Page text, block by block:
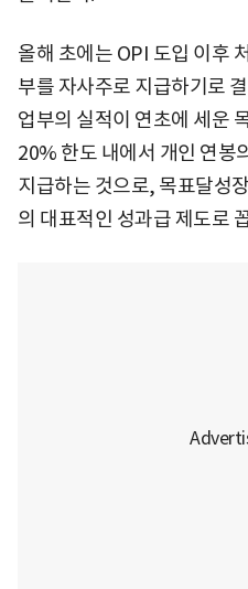
올해 초에는 OPI 도입 이후
부를 자사주로 지급하기로
업부의 실적이 연초에 세운
20% 한도 내에서 개인 연봉
지급하는 것으로, 목표달성
의 대표적인 성과급 제도로